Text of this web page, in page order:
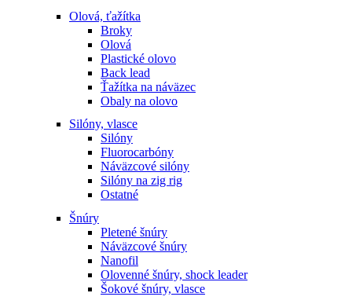
Olová, ťažítka
Broky
Olová
Plastické olovo
Back lead
Ťažítka na náväzec
Obaly na olovo
Silóny, vlasce
Silóny
Fluorocarbóny
Náväzcové silóny
Silóny na zig rig
Ostatné
Šnúry
Pletené šnúry
Náväzcové šnúry
Nanofil
Olovenné šnúry, shock leader
Šokové šnúry, vlasce